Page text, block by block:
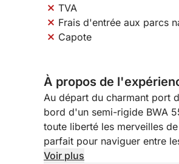
TVA
Frais d'entrée aux parcs
Capote
À propos de
Au départ du charmant port
bord d'un semi-rigide BWA
toute liberté les merveilles
parfait pour naviguer entre
inoubliable.
Voir plus